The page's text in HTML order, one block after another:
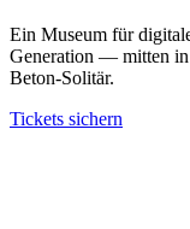
Ein Museum für
Generation — mitten in
Beton-Solitär.
Tickets sichern